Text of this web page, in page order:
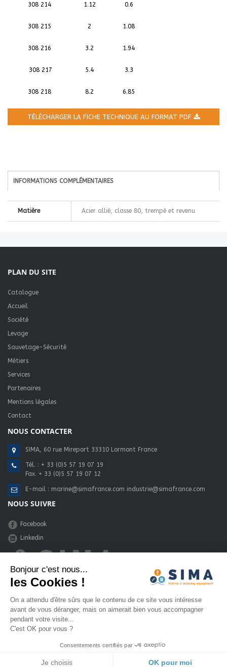
308 214 1.12 0.6
308 215 2 1.08
308 216 3.2 1.94
308 217 5.4 3.3
308 218 8.2 6.85
TÉLÉCHARGER LA FICHE TECHNIQUE AU FORMAT PDF
INFORMATIONS COMPLÉMENTAIRES
Matière Acier allié, classe 80, trempé et revenu
PLAN DU SITE
Catalogue
Accueil
Société
Levage
Sauvetage-Sécurité
Métiers
Services
Partenaires
Mentions légales
Contact
NOUS CONTACTER
SIMA, 60 rue Mireport 33310 Lormont France
Tél. : + 33 (0)5 57 19 07 19
Fax. + 33 (0)5 57 19 07 12
E-mail : marine@simafrance.com industrie@simafrance.com
NOUS SUIVRE
Facebook
Linkedin
une réalisation : Eenov - Bordeaux
Bonjour c'est nous...
les Cookies !
On a attendu d'être sûrs que le contenu de ce site vous intéresse
avant de vous déranger, mais on aimerait bien vous accompagner
pendant votre visite...
C'est OK pour vous ?
Consentements certifiés par
Je choisis OK pour moi